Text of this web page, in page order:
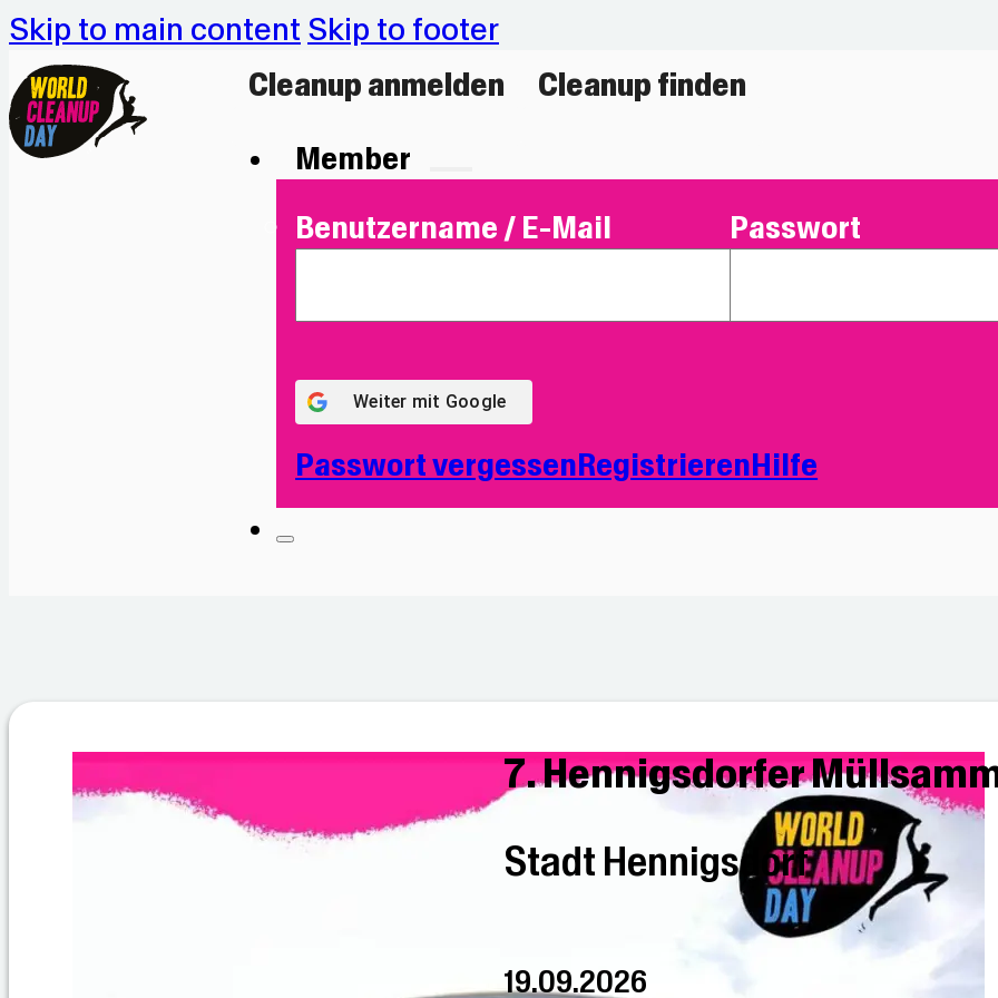
Skip to main content Skip to footer
Cleanup anmelden
Cleanup finden
Member
Benutzername / E-Mail Passwort
Weiter mit Google
Passwort vergessen Registrieren Hilfe
7. Hennigsdorfer
Stadt Hennigsdorf
19.09.2026